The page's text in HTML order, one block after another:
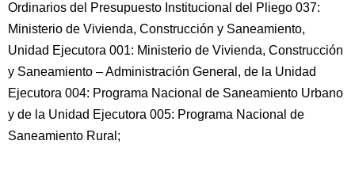
Ordinarios del Presupuesto Institucional del Pliego 037:
Ministerio de Vivienda, Construcción y Saneamiento,
Unidad Ejecutora 001: Ministerio de Vivienda, Construcción
y Saneamiento – Administración General, de la Unidad
Ejecutora 004: Programa Nacional de Saneamiento Urbano
y de la Unidad Ejecutora 005: Programa Nacional de
Saneamiento Rural;